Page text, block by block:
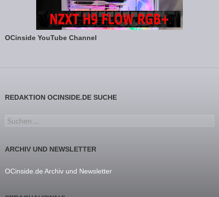
OCinside YouTube Channel
REDAKTION OCINSIDE.DE SUCHE
Suchen nach:
ARCHIV UND NEWSLETTER
OCinside.de Archiv und Newsletter